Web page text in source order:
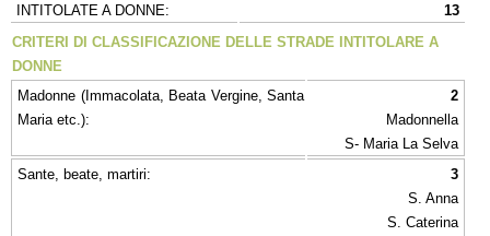
INTITOLATE A DONNE:
13
CRITERI DI CLASSIFICAZIONE DELLE STRADE INTITOLARE A
DONNE
Madonne (Immacolata, Beata Vergine, Santa
Maria etc.):
2
Madonnella
S- Maria La Selva
Sante, beate, martiri:
3
S. Anna
S. Caterina